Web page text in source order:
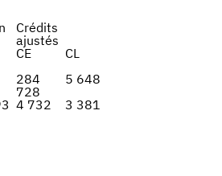
Crédits
ajustés
CE
CL
284
728
5 648
4 732 3 381